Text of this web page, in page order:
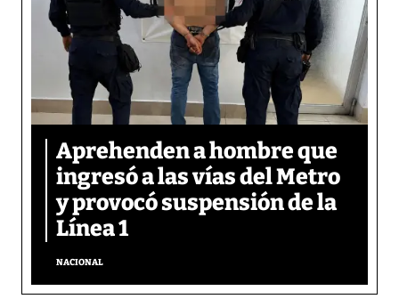
Aprehenden a hombre que
ingresó a las vías del Metro
y provocó suspensión de la
Línea 1
NACIONAL